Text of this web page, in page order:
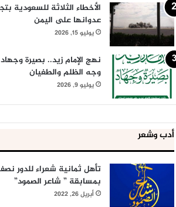
الأخطاء الثلاثة للسعودية
عدوانها على اليمن
يوليو 15, 2026
نهج الإمام زيد.. بصيرة
وجه الظلم والطغيان
يوليو 9, 2026
أدب وشعر
تأهل ثمانية شعراء للدور
بمسابقة ” شاعر الصمود”
أبريل 26, 2022